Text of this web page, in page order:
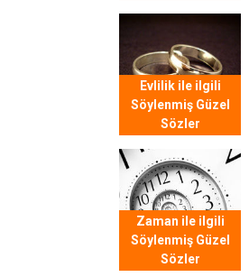
Evlilik ile ilgili
Söylenmiş Güzel
Sözler
Zaman ile ilgili
Söylenmiş Güzel
Sözler